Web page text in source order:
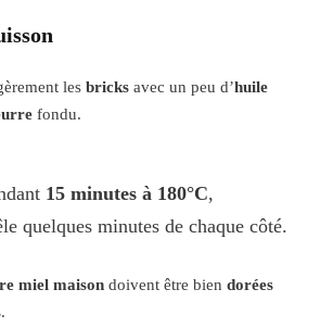
lesbricks avec un peu d’huile
fondu.
15 minutes à 180°C,
quelques minutes de chaque côté.
miel maison doivent être bien dorées
.